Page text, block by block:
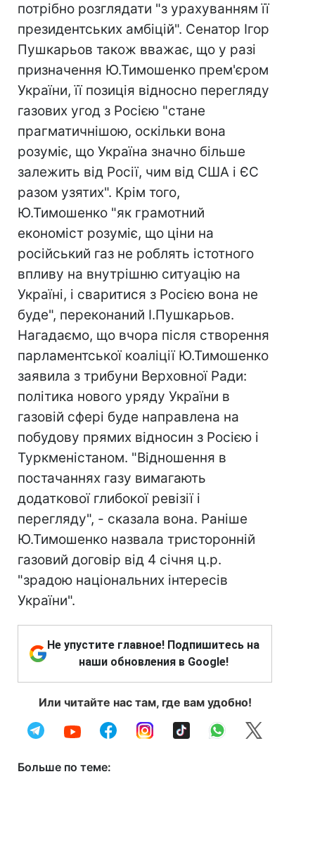
потрібно розглядати "з урахуванням її
президентських амбіцій". Сенатор Ігор
Пушкарьов також вважає, що у разі
призначення Ю.Тимошенко прем'єром
України, її позиція відносно перегляду
газових угод з Росією "стане
прагматичнішою, оскільки вона
розуміє, що Україна значно більше
залежить від Росії, чим від США і ЄС
разом узятих". Крім того,
Ю.Тимошенко "як грамотний
економіст розуміє, що ціни на
російський газ не роблять істотного
впливу на внутрішню ситуацію на
Україні, і сваритися з Росією вона не
буде", переконаний І.Пушкарьов.
Нагадаємо, що вчора після створення
парламентської коаліції Ю.Тимошенко
заявила з трибуни Верховної Ради:
політика нового уряду України в
газовій сфері буде направлена на
побудову прямих відносин з Росією і
Туркменістаном. "Відношення в
постачаннях газу вимагають
додаткової глибокої ревізії і
перегляду", - сказала вона. Раніше
Ю.Тимошенко назвала триcторонній
газовий договір від 4 січня ц.р.
"зрадою національних інтересів
України".
Не упустите главное! Подпишитесь на
наши обновления в Google!
Или читайте нас там, где вам удобно!
Больше по теме: